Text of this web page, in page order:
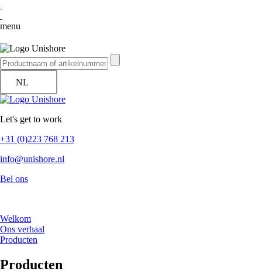
menu
NL
Let's get to work
+31 (0)223 768 213
info@unishore.nl
Bel ons
Welkom
Ons verhaal
Producten
Producten